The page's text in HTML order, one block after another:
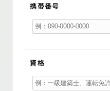
携帯番号
資格